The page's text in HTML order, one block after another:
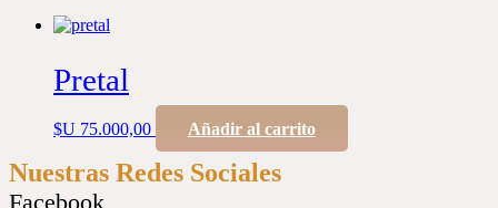
Pretal
$U 75.000,00 Añadir al carrito
Nuestras Redes Sociales
Facebook